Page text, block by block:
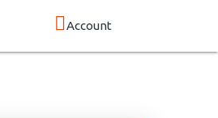
Account